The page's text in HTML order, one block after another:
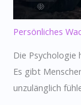
Persönliches
Die Psychologie
Es gibt
unzulänglich